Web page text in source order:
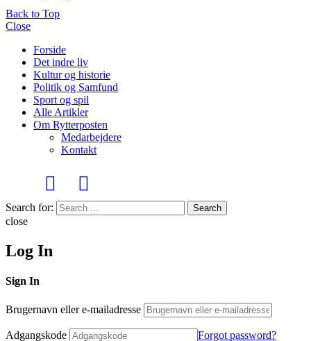
Back to Top
Close
Forside
Det indre liv
Kultur og historie
Politik og Samfund
Sport og spil
Alle Artikler
Om Rytterposten
Medarbejdere
Kontakt
Search for: Search
close
Log In
Sign In
Brugernavn eller e-mailadresse
Adgangskode Forgot password?